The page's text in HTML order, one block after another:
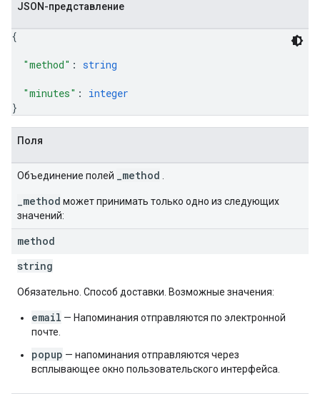
JSON-представление
{
"method" : string
"minutes" : integer
}
Поля
Объединение полей _method
_method может принимать только одно из следующих
значений:
method
string
Обязательно. Способ доставки. Возможные значения:
email — Напоминания отправляются по электронной
почте.
popup — напоминания отправляются через
всплывающее окно пользовательского интерфейса.